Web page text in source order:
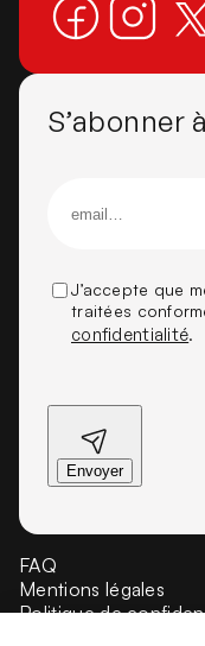
S’abonner
J’accepte que
traitées
confidentialité.
FAQ
Mentions légales
Politique de